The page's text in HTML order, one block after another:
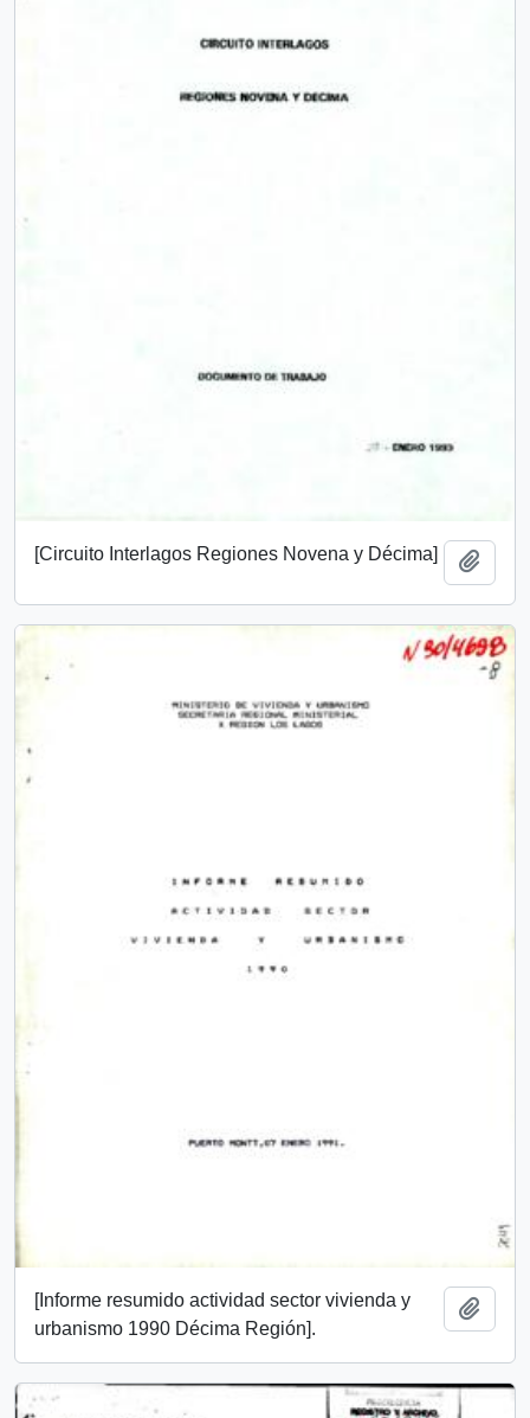
[Circuito Interlagos Regiones Novena y Décima]
[Informe resumido actividad sector vivienda y
urbanismo 1990 Décima Región].